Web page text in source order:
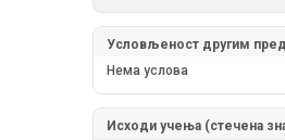
Условљеност другим
Нема условa
Исходи учења (стечена